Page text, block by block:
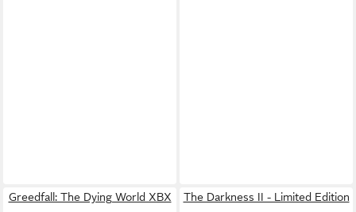
Greedfall: The Dying World XBX
The Darkness II - Limited Edition